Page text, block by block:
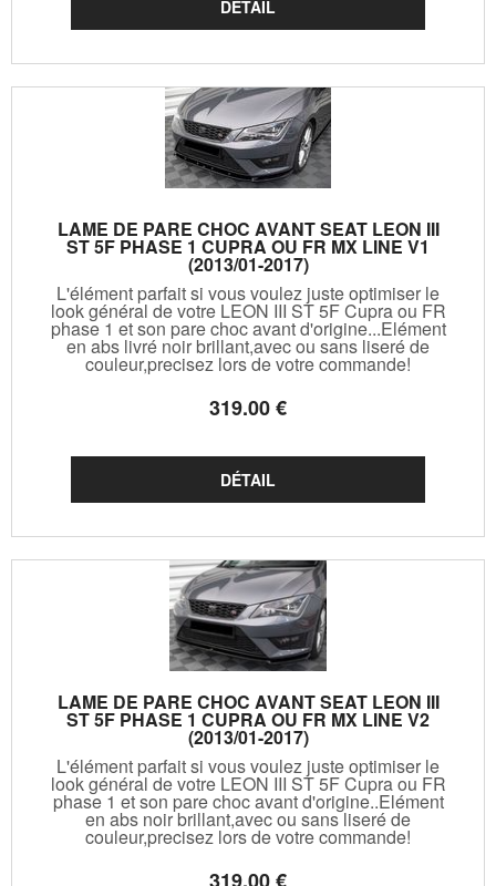
LAME DE PARE CHOC AVANT SEAT LEON III
ST 5F PHASE 1 CUPRA OU FR MX LINE V1
(2013/01-2017)
L'élément parfait si vous voulez juste optimiser le
look général de votre LEON III ST 5F Cupra ou FR
phase 1 et son pare choc avant d'origine...Elément
en abs livré noir brillant,avec ou sans liseré de
couleur,precisez lors de votre commande!
319.00€
LAME DE PARE CHOC AVANT SEAT LEON III
ST 5F PHASE 1 CUPRA OU FR MX LINE V2
(2013/01-2017)
L'élément parfait si vous voulez juste optimiser le
look général de votre LEON III ST 5F Cupra ou FR
phase 1 et son pare choc avant d'origine..Elément
en abs noir brillant,avec ou sans liseré de
couleur,precisez lors de votre commande!
319.00€